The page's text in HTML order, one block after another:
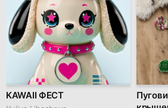
KAWAII ФЕСТ